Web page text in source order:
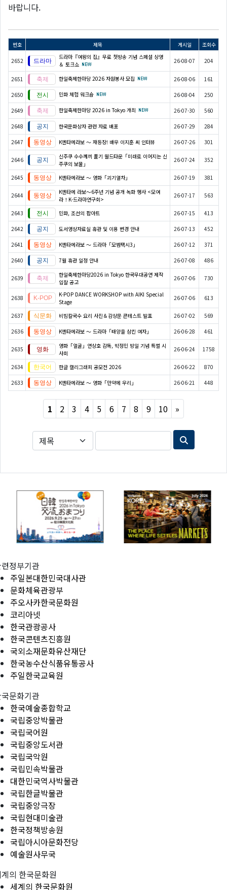
바랍니다.
번호 제목 게시일 조회수
2652
드라마『여왕의 집』무료 첫방송 기념 스페셜 상영
＆ 토크쇼
26-08-07 204
2651 한일축제한마당 2026 자원봉사 모집 26-08-06 161
2650 민화 체험 워크숍 26-08-04 250
2649 한일축제한마당 2026 in Tokyo 개최 26-07-30 560
2648 한국문화상자 관련 자료 배포 26-07-29 284
2647 K엔타메라보 ～ 재등장! 배우 이지훈 씨 인터뷰 26-07-26 301
2646
신주쿠 수수께끼 풀기 월드타운「미래로 이어지는 신
주쿠의 보물」
26-07-24 352
2645 K엔타메라보 ～ 영화「괴기열차」 26-07-19 381
2644
K엔타메 라보～6주년 기념 공개 녹화 행사 <모여
라！K-드라마연구회>
26-07-17 563
2643 민화, 조선의 팝아트 26-07-15 413
2642 도서영상자료실 휴관 및 이용 변경 안내 26-07-13 452
2641 K엔타메라보 ～ 드라마「모범택시3」 26-07-12 371
2640 7월 휴관 일정 안내 26-07-08 486
2639
한일축제한마당2026 in Tokyo 한국무대공연 제작
입찰 공고
26-07-06 730
2638
K-POP DANCE WORKSHOP with AIKI Special
Stage
26-07-06 613
2637 비빔칼국수 요리 사진＆감상문 콘테스트 발표 26-07-02 569
2636 K엔타메라보 ～ 드라마「태양을 삼킨 여자」 26-06-28 461
2635
영화「얼굴」연상호 감독, 박정민 방일 기념 특별 시
사회
26-06-24 1758
2634 한글 캘리그래피 공모전 2026 26-06-22 870
2633 K엔타메라보 ～ 영화「만약에 우리」 26-06-21 448
1 2 3 4 5 6 7 8 9 10 »
정부기관
주일본대한민국대사관
문화체육관광부
주오사카한국문화원
코리아넷
한국관광공사
한국콘텐츠진흥원
국외소재문화유산재단
한국농수산식품유통공사
주일한국교육원
문화기관
한국예술종합학교
국립중앙박물관
국립국어원
국립중앙도서관
국립국악원
국립민속박물관
대한민국역사박물관
국립한글박물관
국립중앙극장
국립현대미술관
한국정책방송원
국립아시아문화전당
예술원사무국
의 한국문화원
세계의 한국문화원